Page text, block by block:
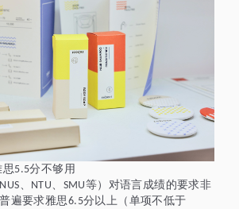
思5.5分不够用
NUS NTU SMU等）对语言成绩的要求非
遍要求雅思6.5分以上（单项不低于